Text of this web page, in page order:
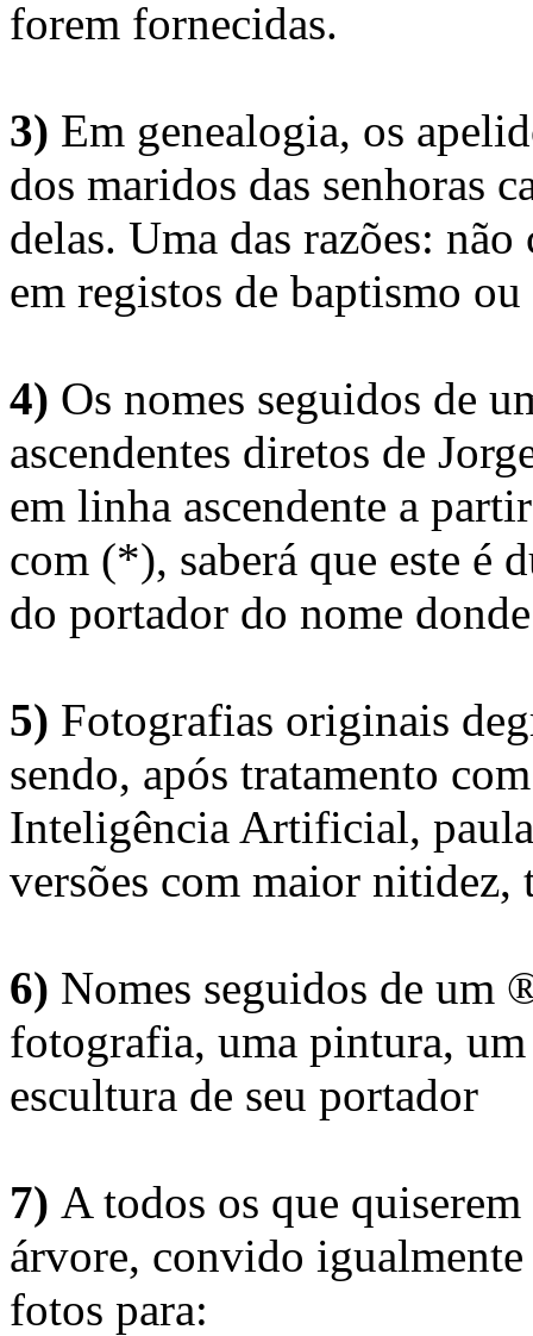
forem fornecidas.
3) Em genealogia, os
dos maridos das senhoras
delas. Uma das razões:
em registos de baptismo
4) Os nomes seguidos de
ascendentes diretos de
em linha ascendente a
com (*), saberá que este é
do portador do nome
5) Fotografias originais
sendo, após tratamento
Inteligência Artificial,
versões com maior nitidez,
6) Nomes seguidos de um
fotografia, uma pintura,
escultura de seu portador
7) A todos os que
árvore, convido
fotos para: